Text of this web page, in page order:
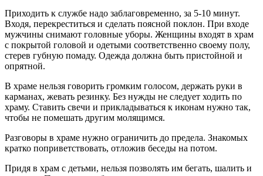
Приходить к службе надо заблаговременно, за 5-10 минут.
Входя, перекреститься и сделать поясной поклон. При входе
мужчины снимают головные уборы. Женщины входят в храм
с покрытой головой и одетыми соответственно своему полу,
стерев губную помаду. Одежда должна быть пристойной и
опрятной.
В храме нельзя говорить громким голосом, держать руки в
карманах, жевать резинку. Без нужды не следует ходить по
храму. Ставить свечи и прикладываться к иконам нужно так,
чтобы не помешать другим молящимся.
Разговоры в храме нужно ограничить до предела. Знакомых
кратко поприветствовать, отложив беседы на потом.
Придя в храм с детьми, нельзя позволять им бегать, шалить и